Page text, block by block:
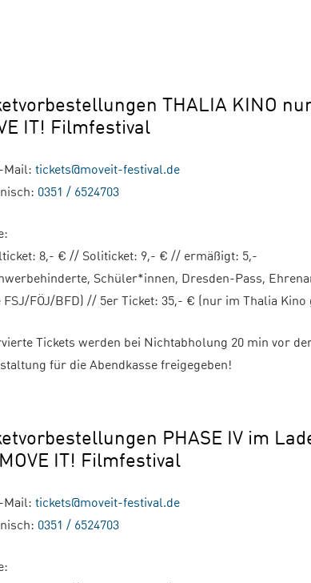
THALIA KINO
IT! Filmfestival
Mail: tickets@moveit-festival.de
0351 / 6524703
8,- € // Soliticket: 9,- € // ermäßigt: 5,-
Schüler*innen, Dresden-Pass,
FSJ/FÖJ/BFD) // 5er Ticket: 35,- € (nur im Thalia Kino
Tickets werden bei Nichtabholung 20 min vor
für die Abendkasse freigegeben!
PHASE IV im
IT! Filmfestival
Mail: tickets@moveit-festival.de
0351 / 6524703